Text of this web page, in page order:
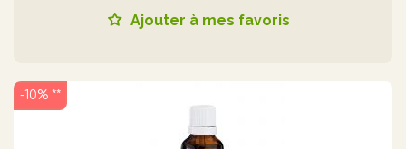
Ajouter à mes favoris
-10% **